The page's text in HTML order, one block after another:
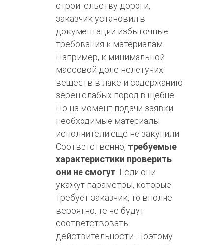
строительству дороги,
заказчик установил в
документации избыточные
требования к материалам.
Например, к минимальной
массовой доле нелетучих
веществ в лаке и содержанию
зерен слабых пород в щебне.
Но на момент подачи заявки
необходимые материалы
исполнители еще не закупили.
Соответственно, требуемые
характеристики проверить
они не смогут. Если они
укажут параметры, которые
требует заказчик, то вполне
вероятно, те не будут
соответствовать
действительности. Поэтому